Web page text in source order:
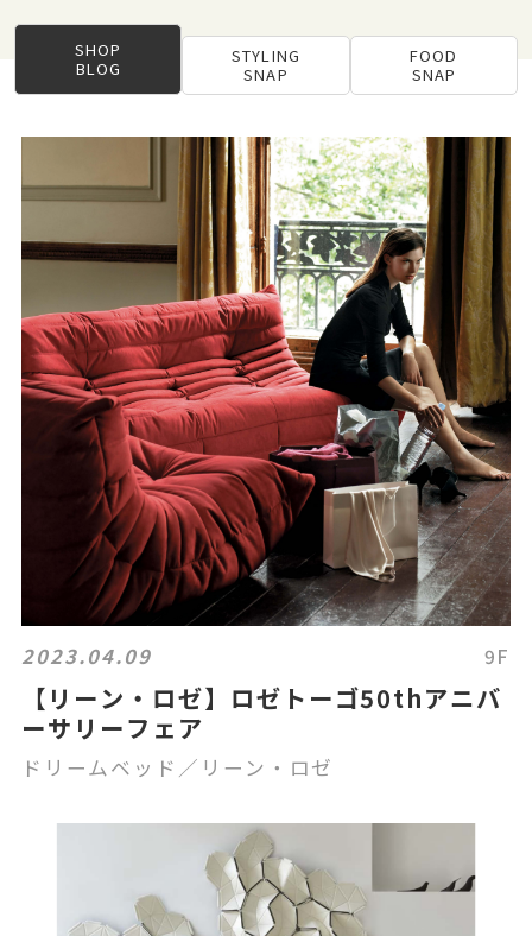
SHOP
BLOG
STYLING
SNAP
FOOD
SNAP
2023.04.09 9F
【リーン・ロゼ】ロゼトーゴ50thアニバ
ーサリーフェア
ドリームベッド／リーン・ロゼ